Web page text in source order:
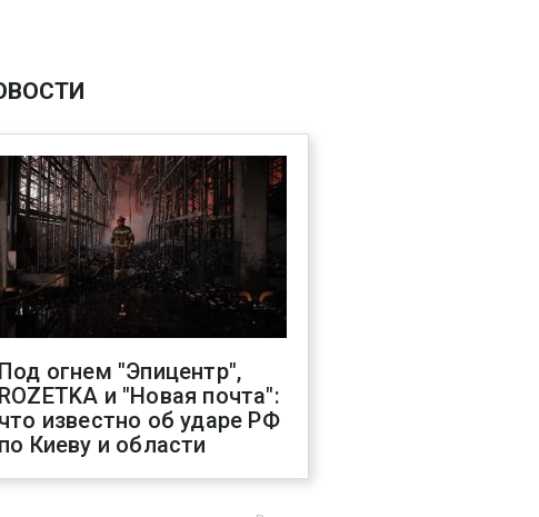
Под огнем "Эпицентр",
ROZETKA и "Новая почта":
что известно об ударе РФ
по Киеву и области